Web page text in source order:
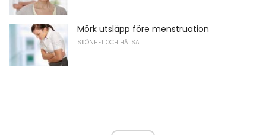
Mörk utsläpp före menstruation
SKÖNHET OCH HÄLSA